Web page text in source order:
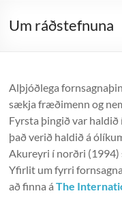
Um ráðstefnuna
Alþjóðlega
sækja fræðimenn og
Fyrsta þingið var haldið
það verið haldið á
Akureyri í norðri (1994)
Yfirlit um fyrri
að finna áThe